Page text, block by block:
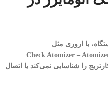
با اروری مثل
Check Atomizer –
را شناسایی نمی‌کند یا اتصال